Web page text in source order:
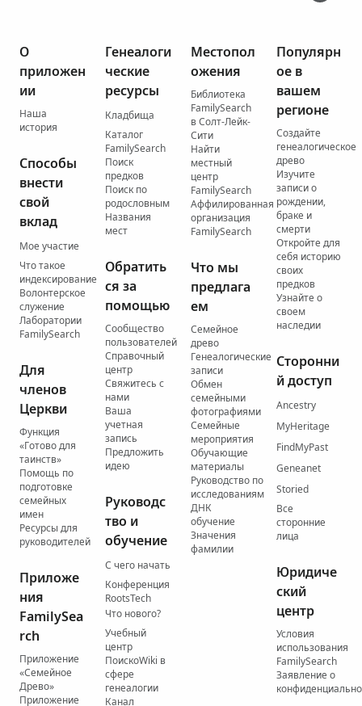
О
приложен
ии
Наша
история
Способы
внести
свой
вклад
Мое участие
Что такое
индексирование
Волонтерское
служение
Лаборатории
FamilySearch
Для
членов
Церкви
Функция
«Готово для
таинств»
Помощь по
подготовке
семейных
имен
Ресурсы для
руководителей
Приложе
ния
FamilySea
rch
Приложение
«Семейное
Древо»
Приложение
Генеалоги
ческие
ресурсы
Кладбища
Каталог
FamilySearch
Поиск
предков
Поиск по
родословным
Названия
мест
Обратить
ся за
помощью
Сообщество
пользователей
Справочный
центр
Свяжитесь с
нами
Ваша
учетная
запись
Предложить
идею
Руководс
тво и
обучение
С чего начать
Конференция
RootsTech
Что нового?
Учебный
центр
ПоискоWiki в
сфере
генеалогии
Канал
Местопол
ожения
Библиотека
FamilySearch
в Солт-Лейк-
Сити
Найти
местный
центр
FamilySearch
Аффилированная
организация
FamilySearch
Что мы
предлага
ем
Семейное
древо
Генеалогические
записи
Обмен
семейными
фотографиями
Семейные
мероприятия
Обучающие
материалы
Руководство по
исследованиям
ДНК
обучение
Значения
фамилии
Популярн
ое в
вашем
регионе
Создайте
генеалогическое
древо
Изучите
записи о
рождении,
браке и
смерти
Откройте для
себя историю
своих
предков
Узнайте о
своем
наследии
Сторонни
й доступ
Ancestry
MyHeritage
FindMyPast
Geneanet
Storied
Все
сторонние
лица
Юридиче
ский
центр
Условия
использования
FamilySearch
Заявление о